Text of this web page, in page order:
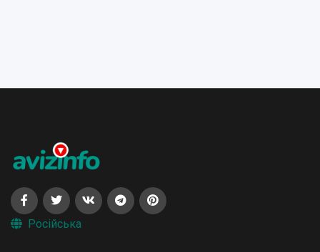
Російська